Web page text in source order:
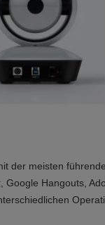
der meisten
Hangouts,